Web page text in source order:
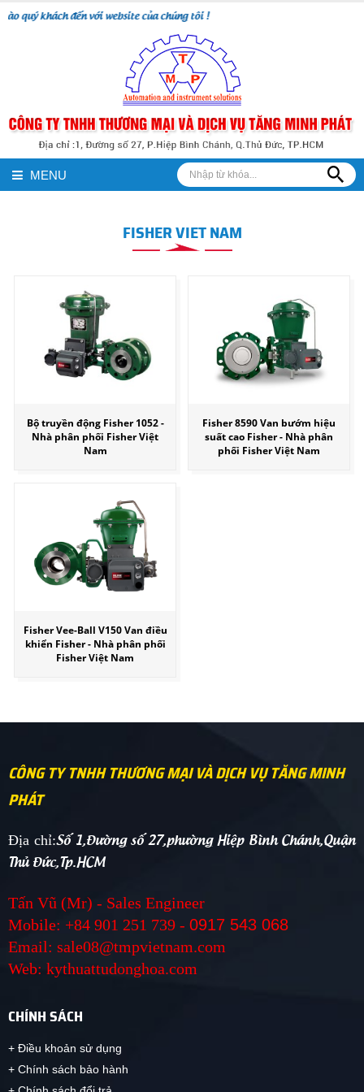
quý khách đến với website của chúng tôi !
MENU
FISHER VIET NAM
Bộ truyền động Fisher 1052 -
Nhà phân phối Fisher Việt
Nam
Fisher 8590 Van bướm hiệu
suất cao Fisher - Nhà phân
phối Fisher Việt Nam
Fisher Vee-Ball V150 Van điều
khiển Fisher - Nhà phân phối
Fisher Việt Nam
CÔNG TY TNHH THƯƠNG MẠI VÀ DỊCH VỤ TĂNG MINH
PHÁT
Địa chỉ:Số 1,Đường số 27,phường Hiệp Bình Chánh,Quận
Thủ Đức,Tp.HCM
Tấn Vũ (Mr) - Sales Engineer
Mobile: +84 901 251 739 - 0917 543 068
Email: sale08@tmpvietnam.com
Web: kythuattudonghoa.com
CHÍNH SÁCH
+ Điều khoản sử dụng
+ Chính sách bảo hành